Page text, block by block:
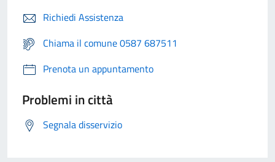
Richiedi Assistenza
Chiama il comune 0587 687511
Prenota un appuntamento
Problemi in città
Segnala disservizio